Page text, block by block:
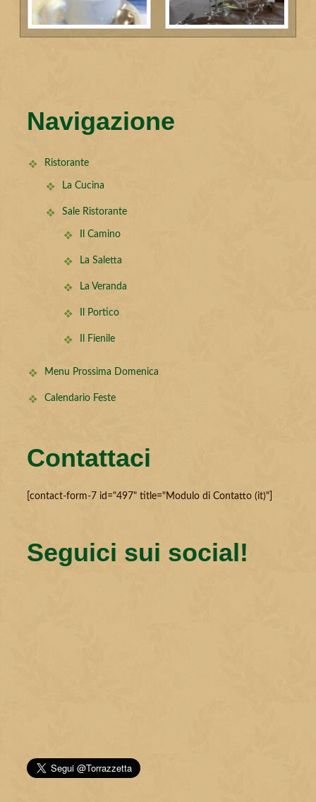
Navigazione
Ristorante
La Cucina
Sale Ristorante
Il Camino
La Saletta
La Veranda
Il Portico
Il Fienile
Menu Prossima Domenica
Calendario Feste
Contattaci
[contact-form-7 id="497" title="Modulo di Contatto (it)"]
Seguici sui social!